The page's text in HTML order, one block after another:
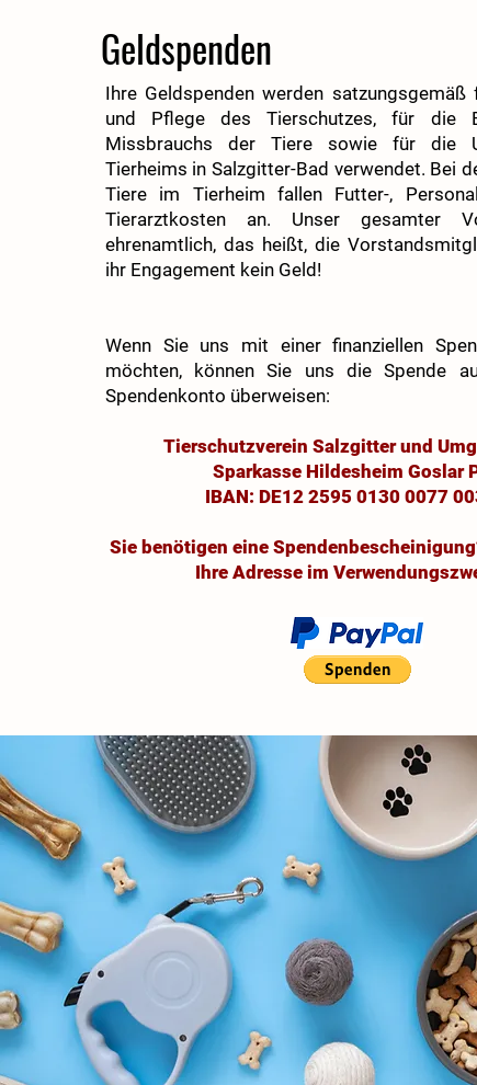
Ihre Geldspenden werden satzungsgemäß
und Pflege des Tierschutzes, für die
Missbrauchs der Tiere sowie für die
Tierheims in Salzgitter-Bad verwendet. Bei
Tiere im Tierheim fallen Futter-,
Tierarztkosten an. Unser gesamter
ehrenamtlich, das heißt, die
ihr Engagement kein Geld!
Wenn Sie uns mit einer finanziellen
möchten, können Sie uns die Spende
Spendenkonto überweisen:
Tierschutzverein Salzgitter und
Sparkasse Hildesheim Goslar
IBAN: DE12 2595 0130 0077
Sie benötigen eine
Ihre Adresse im
Geldspenden